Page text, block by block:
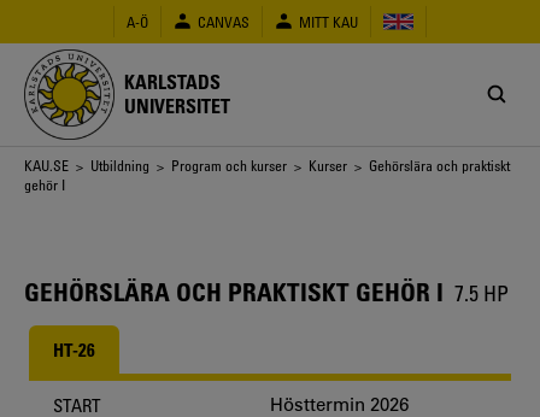
huvudinnehåll
A-Ö CANVAS MITT KAU
KARLSTADS
UNIVERSITET
Länkstig
KAU.SE > Utbildning > Program och kurser > Kurser > Gehörslära och praktiskt
gehör I
GEHÖRSLÄRA OCH PRAKTISKT GEHÖR I 7.5 HP
HT-26
START Hösttermin 2026